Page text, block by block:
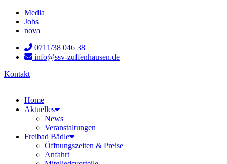
Zum
Inhalt
wechseln
Media
Jobs
nova
0711/38 046 38
info@ssv-zuffenhausen.de
Kontakt
Home
Aktuelles
News
Veranstaltungen
Freibad Bädle
Öffnungszeiten & Preise
Anfahrt